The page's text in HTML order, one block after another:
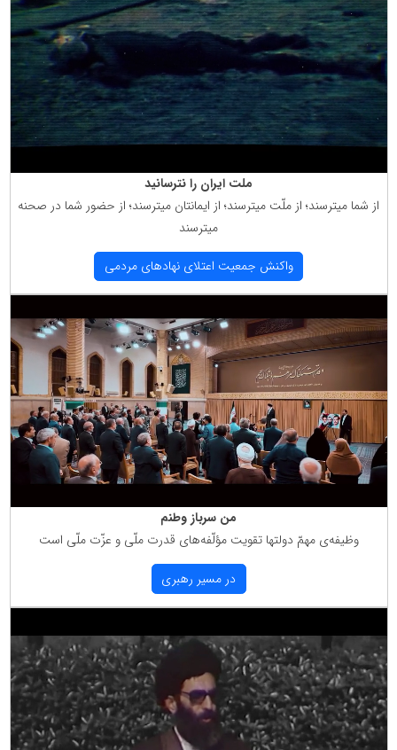
ملت ایران را نترسانید
از شما میترسند؛ از ملّت میترسند؛ از ایمانتان میترسند؛ از حضور شما در صحنه
میترسند
واكنش جمعیت اعتلای نهادهای مردمی
من سرباز وطنم
وظیفه‌ی مهمّ دولتها تقویت مؤلّفه‌های قدرت ملّی و عزّت ملّی است
در مسیر رهبری